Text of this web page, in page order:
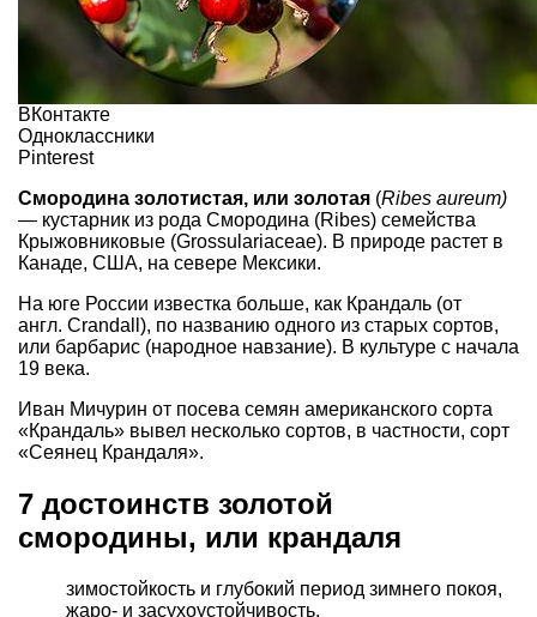
ВКонтакте
Одноклассники
Pinterest
Смородина золотистая, или золотая (Ribes aureum)
— кустарник из рода Смородина (Ribes) семейства
Крыжовниковые (Grossulariaceae). В природе растет в
Канаде, США, на севере Мексики.
На юге России известка больше, как Крандаль (от
англ. Crandall), по названию одного из старых сортов,
или барбарис (народное навзание). В культуре с начала
19 века.
Иван Мичурин от посева семян американского сорта
«Крандаль» вывел несколько сортов, в частности, сорт
«Сеянец Крандаля».
7 достоинств золотой
смородины, или крандаля
зимостойкость и глубокий период зимнего покоя,
жаро- и засухоустойчивость,